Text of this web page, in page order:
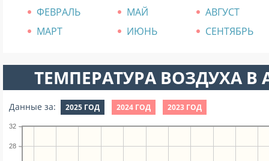
ФЕВРАЛЬ
МАЙ
АВГУСТ
МАРТ
ИЮНЬ СЕНТЯБРЬ
ТЕМПЕРАТУРА ВОЗДУХА В
Данные за: 2025 ГОД 2024 ГОД 2023 ГОД
28
32